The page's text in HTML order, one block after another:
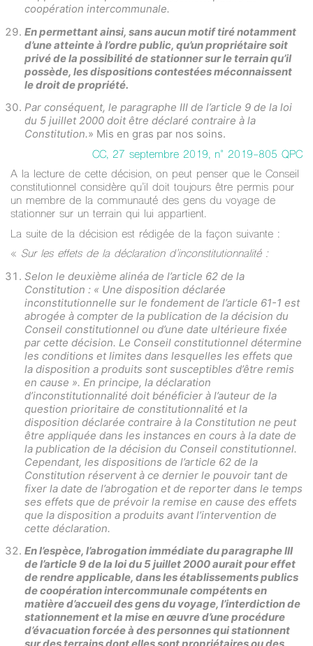
coopération intercommunale.
En permettant ainsi, sans aucun motif tiré notamment
d’une atteinte à l’ordre public, qu’un propriétaire soit
privé de la possibilité de stationner sur le terrain qu’il
possède, les dispositions contestées méconnaissent
le droit de propriété.
Par conséquent, le paragraphe III de l’article 9 de la loi
du 5 juillet 2000 doit être déclaré contraire à la
Constitution.» Mis en gras par nos soins.
CC, 27 septembre 2019, n° 2019-805 QPC
A la lecture de cette décision, on peut penser que le Conseil
constitutionnel considère qu’il doit toujours être permis pour
un membre de la communauté des gens du voyage de
stationner sur un terrain qui lui appartient.
La suite de la décision est rédigée de la façon suivante :
« Sur les effets de la déclaration d’inconstitutionnalité :
Selon le deuxième alinéa de l’article 62 de la
Constitution : « Une disposition déclarée
inconstitutionnelle sur le fondement de l’article 61-1 est
abrogée à compter de la publication de la décision du
Conseil constitutionnel ou d’une date ultérieure fixée
par cette décision. Le Conseil constitutionnel détermine
les conditions et limites dans lesquelles les effets que
la disposition a produits sont susceptibles d’être remis
en cause ». En principe, la déclaration
d’inconstitutionnalité doit bénéficier à l’auteur de la
question prioritaire de constitutionnalité et la
disposition déclarée contraire à la Constitution ne peut
être appliquée dans les instances en cours à la date de
la publication de la décision du Conseil constitutionnel.
Cependant, les dispositions de l’article 62 de la
Constitution réservent à ce dernier le pouvoir tant de
fixer la date de l’abrogation et de reporter dans le temps
ses effets que de prévoir la remise en cause des effets
que la disposition a produits avant l’intervention de
cette déclaration.
En l’espèce, l’abrogation immédiate du paragraphe III
de l’article 9 de la loi du 5 juillet 2000 aurait pour effet
de rendre applicable, dans les établissements publics
de coopération intercommunale compétents en
matière d’accueil des gens du voyage, l’interdiction de
stationnement et la mise en œuvre d’une procédure
d’évacuation forcée à des personnes qui stationnent